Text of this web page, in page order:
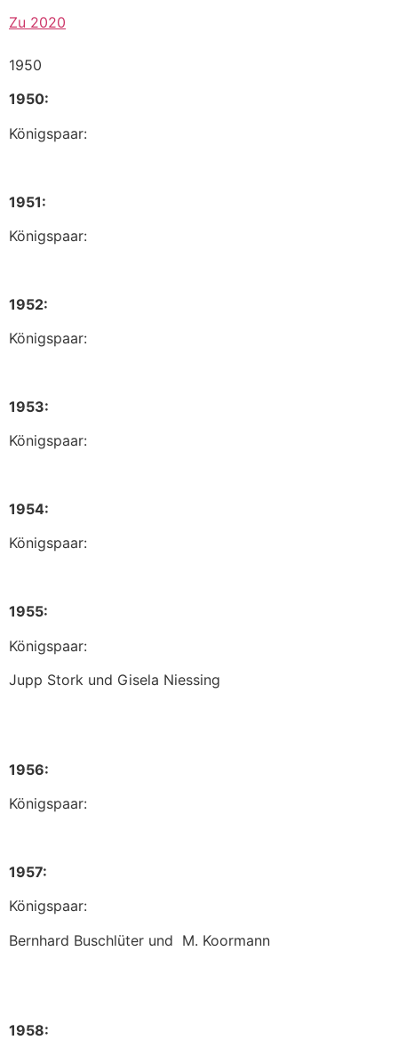
Zu 2020
1950
1950:
Königspaar:
1951:
Königspaar:
1952:
Königspaar:
1953:
Königspaar:
1954:
Königspaar:
1955:
Königspaar:
Jupp Stork und Gisela Niessing
1956:
Königspaar:
1957:
Königspaar:
Bernhard Buschlüter und M. Koormann
1958: